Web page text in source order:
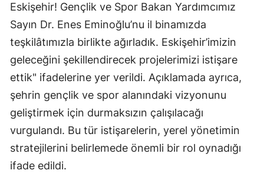
Eskişehir! Gençlik ve Spor Bakan Yardımcımız
Sayın Dr. Enes Eminoğlu’nu il binamızda
teşkilâtımızla birlikte ağırladık. Eskişehir’imizin
geleceğini şekillendirecek projelerimizi istişare
ettik" ifadelerine yer verildi. Açıklamada ayrıca,
şehrin gençlik ve spor alanındaki vizyonunu
geliştirmek için durmaksızın çalışılacağı
vurgulandı. Bu tür istişarelerin, yerel yönetimin
stratejilerini belirlemede önemli bir rol oynadığı
ifade edildi.